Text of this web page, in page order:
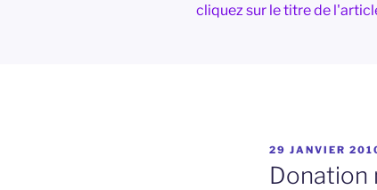
cliquez sur le titre de
PUBLIÉ
LE
29 JANVIER
Donation